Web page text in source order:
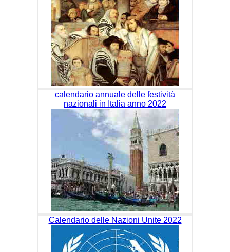
calendario annuale delle festività
nazionali in Italia anno 2022
Calendario delle Nazioni Unite 2022